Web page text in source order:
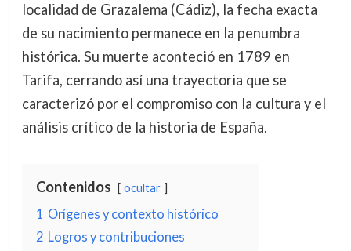
localidad de Grazalema (Cádiz), la fecha exacta
de su nacimiento permanece en la penumbra
histórica. Su muerte aconteció en 1789 en
Tarifa, cerrando así una trayectoria que se
caracterizó por el compromiso con la cultura y el
análisis crítico de la historia de España.
Contenidos ocultar
1 Orígenes y contexto histórico
2 Logros y contribuciones